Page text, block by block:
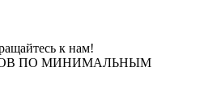
к нам!
ПО МИНИМАЛЬНЫМ